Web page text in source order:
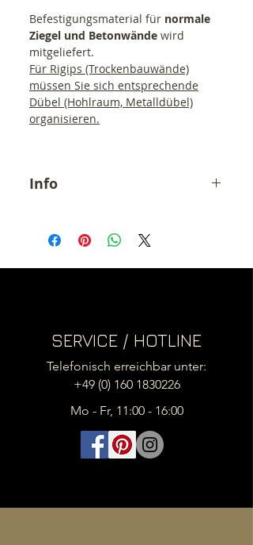
Befestigungsmaterial für normale
Ziegel und Betonwände wird
mitgeliefert.
Für Rigips (Trockenbauwände)
müssen Sie sich entsprechende
Dübel (Hohlraum, Metalldübel)
organisieren.
Info
Endpreis inkl. 19% MwSt.
zzgl. Versandkosten (6,90,- €).
SERVICE / HOTLINE
Telefonisch erreichbar unter:
+49 (0) 160 1830226
Mo - Fr, 11:00 - 16:00